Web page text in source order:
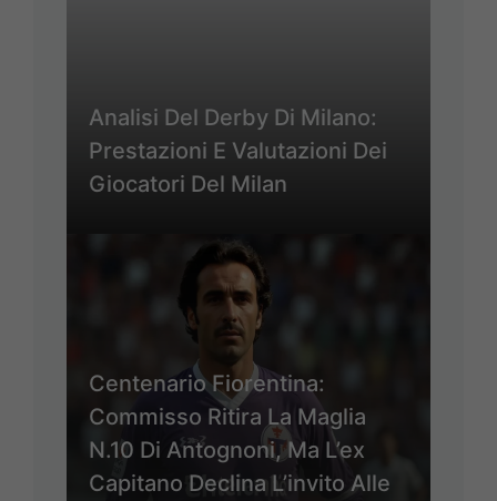
Analisi Del Derby Di Milano:
Prestazioni E Valutazioni Dei
Giocatori Del Milan
Centenario Fiorentina:
Commisso Ritira La Maglia
N.10 Di Antognoni, Ma L’ex
Capitano Declina L’invito Alle